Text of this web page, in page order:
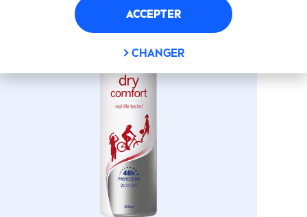
ACCEPTER
CHANGER